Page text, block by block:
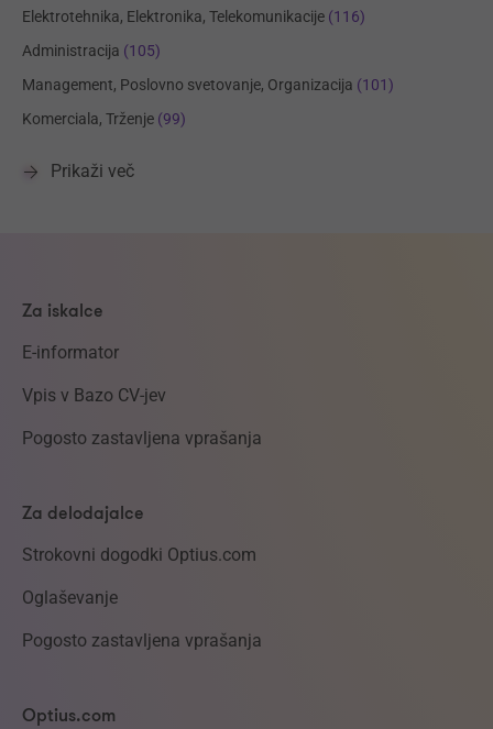
Elektrotehnika, Elektronika, Telekomunikacije (116)
Administracija (105)
Management, Poslovno svetovanje, Organizacija (101)
Komerciala, Trženje (99)
Prikaži več
Za iskalce
E-informator
Vpis v Bazo CV-jev
Pogosto zastavljena vprašanja
Za delodajalce
Strokovni dogodki Optius.com
Oglaševanje
Pogosto zastavljena vprašanja
Optius.com